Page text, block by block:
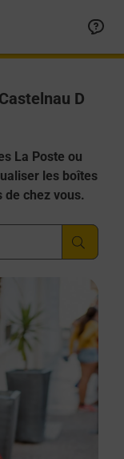
D
La Poste ou
les boîtes
de chez vous.